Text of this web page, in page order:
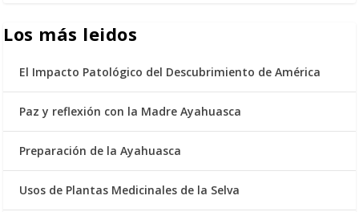
Los más leidos
El Impacto Patológico del Descubrimiento de América
Paz y reflexión con la Madre Ayahuasca
Preparación de la Ayahuasca
Usos de Plantas Medicinales de la Selva